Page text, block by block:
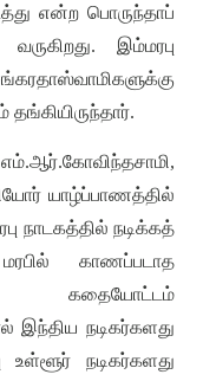
என்ற பொருந்தாப்
. இம்மரபு
.
.ஆர்.கோவிந்தசாமி,
யாழ்ப்பாணத்தில்
நாடகத்தில் நடிக்கத்
காணப்படாத
கதையோட்டம்
இந்திய நடிகர்களது
நடிகர்களது